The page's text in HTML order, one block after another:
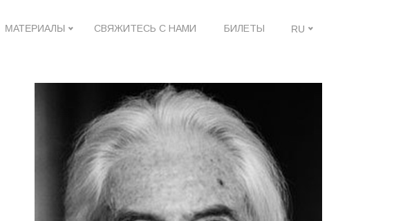
МАТЕРИАЛЫ СВЯЖИТЕСЬ С НАМИ БИЛЕТЫ RU